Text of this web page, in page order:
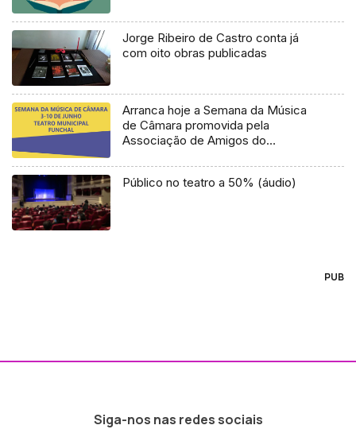
Jorge Ribeiro de Castro conta já
com oito obras publicadas
Arranca hoje a Semana da Música
de Câmara promovida pela
Associação de Amigos do
Madeira (Áudio)
Público no teatro a 50% (áudio)
PUB
Siga-nos nas redes sociais